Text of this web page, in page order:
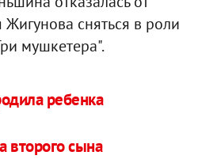
сняться в роли
мушкетера".
ребенка
второго сына